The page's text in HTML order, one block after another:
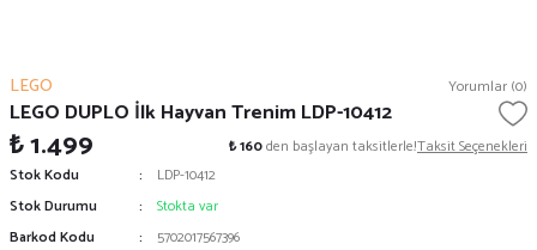
LEGO Yorumlar (0)
LEGO DUPLO İlk Hayvan Trenim LDP-10412
₺ 1.499 ₺ 160den başlayan taksitlerle!Taksit Seçenekleri
Stok Kodu
LDP-10412
Stok Durumu
Stokta var
Barkod Kodu
5702017567396